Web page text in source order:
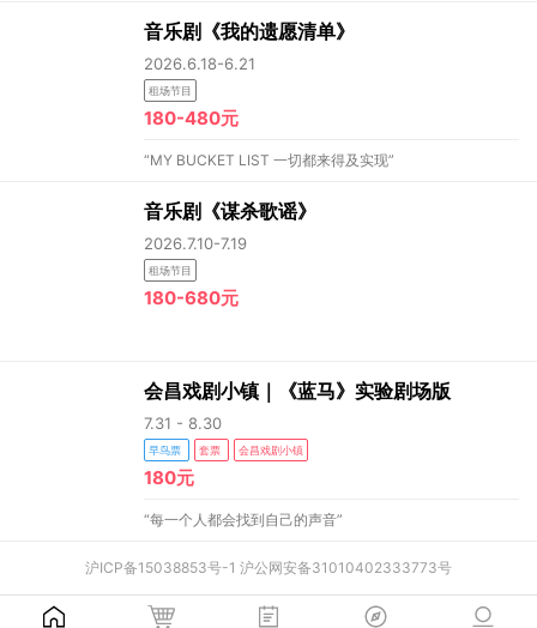
音乐剧《我的遗愿清单》
2026.6.18-6.21
租场节目
180-480元
“MY BUCKET LIST 一切都来得及实现”
音乐剧《谋杀歌谣》
2026.7.10-7.19
租场节目
180-680元
会昌戏剧小镇｜《蓝马》实验剧场版
7.31 - 8.30
早鸟票 套票 会昌戏剧小镇
180元
“每一个人都会找到自己的声音”
沪ICP备15038853号-1 沪公网安备31010402333773号